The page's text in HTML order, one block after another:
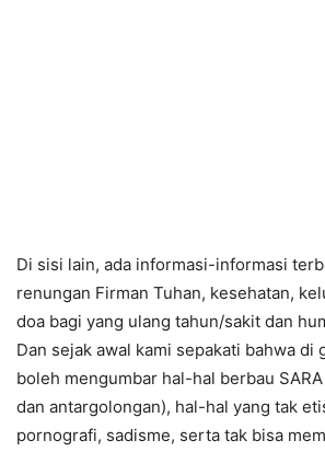
Di sisi lain, ada informasi-informasi
renungan Firman Tuhan, kesehatan,
doa bagi yang ulang tahun/sakit dan
Dan sejak awal kami sepakati bahwa di
boleh mengumbar hal-hal berbau
dan antargolongan), hal-hal yang tak
pornografi, sadisme, serta tak bisa